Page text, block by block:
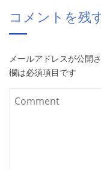
コメントを残
メールアドレスが公開
欄は必須項目です